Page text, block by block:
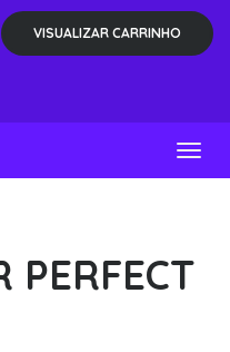
VISUALIZAR CARRINHO
PERFECT